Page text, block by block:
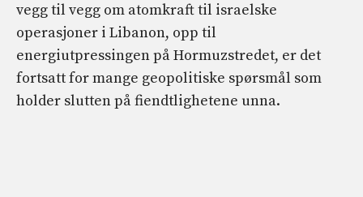
vegg til vegg om atomkraft til israelske
operasjoner i Libanon, opp til
energiutpressingen på Hormuzstredet, er det
fortsatt for mange geopolitiske spørsmål som
holder slutten på fiendtlighetene unna.